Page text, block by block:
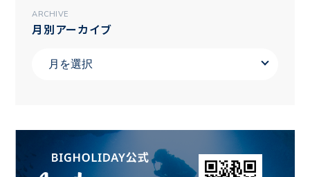
ARCHIVE
月別アーカイブ